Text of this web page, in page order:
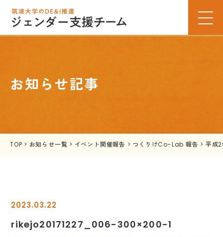
お知らせ記事
TOP > お知らせ一覧 > イベント開催報告 > つくりけCo-Lab 報告 > 平成
2023.03.22
rikejo20171227_006-300×200-1